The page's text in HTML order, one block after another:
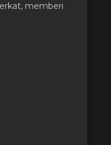
memberi